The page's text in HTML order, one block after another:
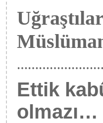
Ettik
olmazı…